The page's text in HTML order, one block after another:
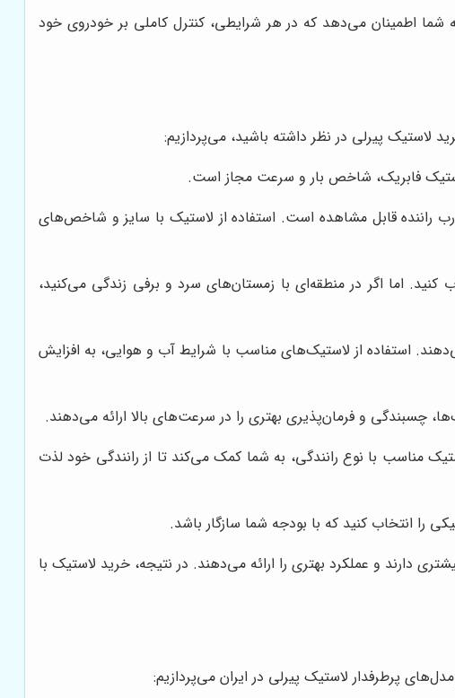
شما اطمینان می‌دهد که در هر شرایطی، کنترل کاملی بر خودروی خود
لاستیک پیرلی در نظر داشته باشید، می‌پردازیم:
فابریک، شاخص بار و سرعت مجاز است.
راننده قابل مشاهده است. استفاده از لاستیک با سایز و شاخص‌های
اما اگر در منطقه‌ای با زمستان‌های سرد و برفی زندگی می‌کنید،
استفاده از لاستیک‌های مناسب با شرایط آب و هوایی، به افزایش
چسبندگی و فرمان‌پذیری بهتری را در سرعت‌های بالا ارائه می‌دهند.
مناسب با نوع رانندگی، به شما کمک می‌کند تا از رانندگی خود لذت
انتخاب کنید که با بودجه شما سازگار باشد.
دارند و عملکرد بهتری را ارائه می‌دهند. در نتیجه، خرید لاستیک با
پرطرفدار لاستیک پیرلی در ایران می‌پردازیم: